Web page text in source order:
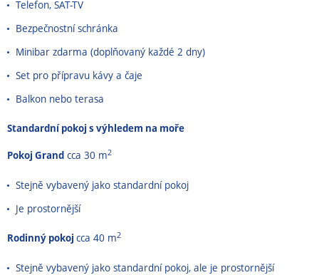
Telefon, SAT-TV
Bezpečnostní schránka
Minibar zdarma (doplňovaný každé 2 dny)
Set pro přípravu kávy a čaje
Balkon nebo terasa
Standardní pokoj s výhledem na moře
Pokoj Grand cca 30 m2
Stejně vybavený jako standardní pokoj
Je prostornější
Rodinný pokoj cca 40 m2
Stejně vybavený jako standardní pokoj, ale je prostornější